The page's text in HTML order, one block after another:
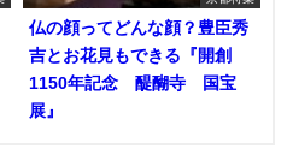
仏の顔ってどんな顔？豊臣秀
吉とお花見もできる『開創
1150年記念 醍醐寺 国宝
展』